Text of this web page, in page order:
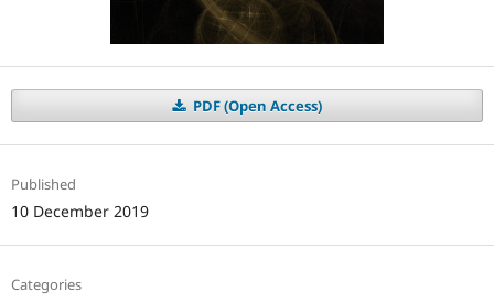
PDF (Open Access)
Published
10 December 2019
Categories